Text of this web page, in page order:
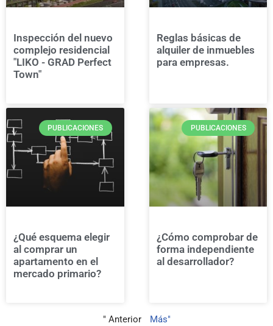
Inspección del nuevo
complejo residencial
"LIKO - GRAD Perfect
Town"
Reglas básicas de
alquiler de inmuebles
para empresas.
PUBLICACIONES
¿Qué esquema elegir
al comprar un
apartamento en el
mercado primario?
PUBLICACIONES
¿Cómo comprobar de
forma independiente
al desarrollador?
" Anterior Más"